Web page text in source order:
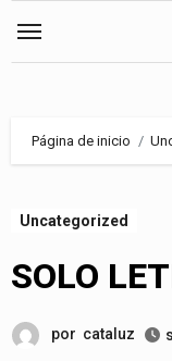
Página de inicio
Uncategorized
SOLO
por cataluz